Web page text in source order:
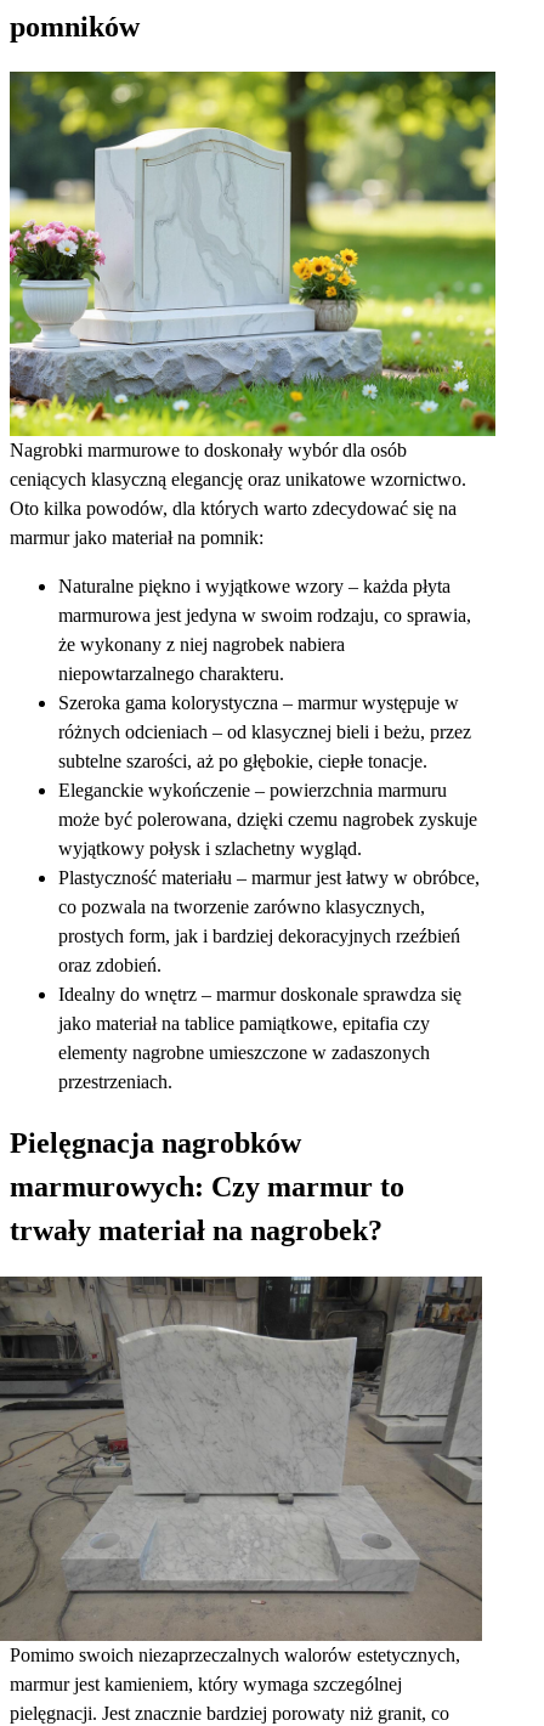
pomników
Nagrobki marmurowe to doskonały wybór dla osób
ceniących klasyczną elegancję oraz unikatowe wzornictwo.
Oto kilka powodów, dla których warto zdecydować się na
marmur jako materiał na pomnik:
Naturalne piękno i wyjątkowe wzory – każda płyta
marmurowa jest jedyna w swoim rodzaju, co sprawia,
że wykonany z niej nagrobek nabiera
niepowtarzalnego charakteru.
Szeroka gama kolorystyczna – marmur występuje w
różnych odcieniach – od klasycznej bieli i beżu, przez
subtelne szarości, aż po głębokie, ciepłe tonacje.
Eleganckie wykończenie – powierzchnia marmuru
może być polerowana, dzięki czemu nagrobek zyskuje
wyjątkowy połysk i szlachetny wygląd.
Plastyczność materiału – marmur jest łatwy w obróbce,
co pozwala na tworzenie zarówno klasycznych,
prostych form, jak i bardziej dekoracyjnych rzeźbień
oraz zdobień.
Idealny do wnętrz – marmur doskonale sprawdza się
jako materiał na tablice pamiątkowe, epitafia czy
elementy nagrobne umieszczone w zadaszonych
przestrzeniach.
Pielęgnacja nagrobków
marmurowych: Czy marmur to
trwały materiał na nagrobek?
Pomimo swoich niezaprzeczalnych walorów estetycznych,
marmur jest kamieniem, który wymaga szczególnej
pielęgnacji. Jest znacznie bardziej porowaty niż granit, co